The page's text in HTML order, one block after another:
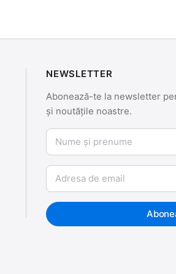
NEWSLETTER
Abonează-te la newsletter
și noutățile noastre.
Nume și prenume
Email